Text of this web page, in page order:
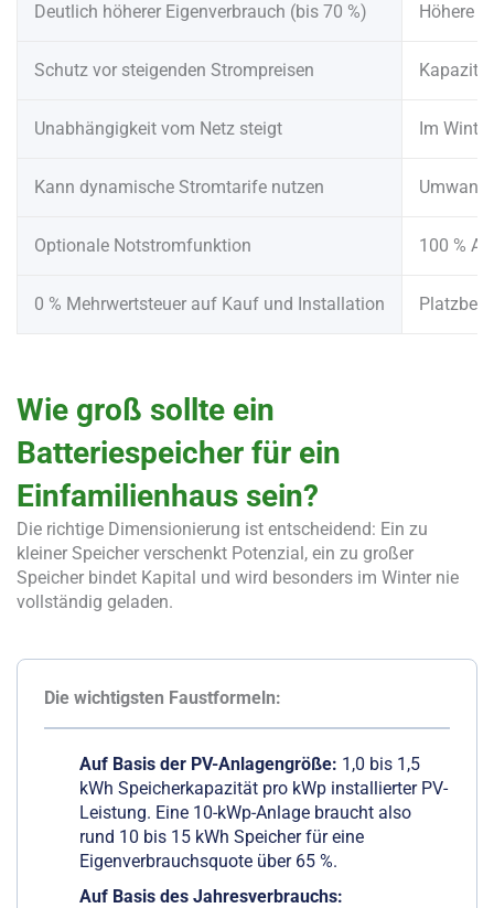
Deutlich höherer Eigenverbrauch (bis 70 %) Höhere
Schutz vor steigenden Strompreisen
Unabhängigkeit vom Netz steigt Im
Kann dynamische Stromtarife nutzen
Optionale Notstromfunktion 100 %
0 % Mehrwertsteuer auf Kauf und Installation
Wie groß sollte ein
Batteriespeicher für ein
Einfamilienhaus sein?
Die richtige Dimensionierung ist entscheidend: Ein zu
kleiner Speicher verschenkt Potenzial, ein zu großer
Speicher bindet Kapital und wird besonders im Winter nie
vollständig geladen.
Die wichtigsten Faustformeln:
Auf Basis der PV-Anlagengröße: 1,0 bis 1,5
kWh Speicherkapazität pro kWp installierter PV-
Leistung. Eine 10-kWp-Anlage braucht also
rund 10 bis 15 kWh Speicher für eine
Eigenverbrauchsquote über 65 %.
Auf Basis des Jahresverbrauchs: